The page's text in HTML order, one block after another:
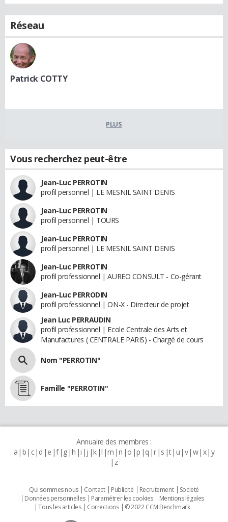
Réseau
Patrick COTTY
PLUS
Vous recherchez peut-être
Jean-Luc PERROTIN
profil personnel | LE MESNIL SAINT DENIS
Jean-Luc PERROTIN
profil personnel | TOURS
Jean-Luc PERROTIN
profil personnel | LE MESNIL SAINT DENIS
Jean-Luc PERROTIN
profil professionnel | AUREO CONSULT - Co-gérant
Jean-Luc PERRODIN
profil professionnel | ON-X - Directeur de projet
Jean Luc PERRAUDIN
profil professionnel | Ecole Centrale des Arts et
Manufactures ( CENTRALE PARIS) - Chargé de cours
Nom "PERROTIN"
Famille "PERROTIN"
Annuaire des membres :
a b c d e f g h i j k l m n o p q r s t u v w x y
z
Qui sommes nous Contact Publicité Recrutement
Societé
Données personnelles
Paramétrer les cookies
Mentions légales
Tous les articles
Corrections © 2022 CCM Benchmark